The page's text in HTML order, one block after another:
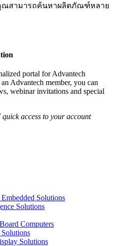
ณสามารถค้นหาผลิตภัณฑ์หลาย
portal for Advantech
Advantech member, you can
webinar invitations and special
access to your account
Solutions
Solutions
Computers
Solutions